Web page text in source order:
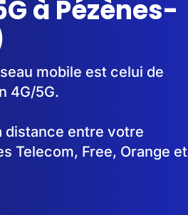
à Pézènes-
mobile est celui de
4G/5G.
distance entre votre
Telecom, Free, Orange et